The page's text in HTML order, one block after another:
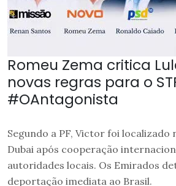
Romeu Zema critica
novas regras para o
#OAntagonista
Segundo a PF, Victor foi
Dubai após cooperação
autoridades locais. Os Emirados
deportação imediata ao Brasil.